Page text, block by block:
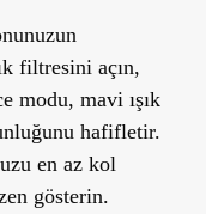
filtresini açın,
modu, mavi ışık
hafifletir.
en az kol
gösterin.